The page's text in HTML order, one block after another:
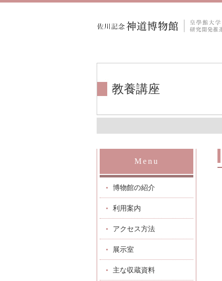
教養講座
Menu
博物館の紹介
利用案内
アクセス方法
展示室
主な収蔵資料